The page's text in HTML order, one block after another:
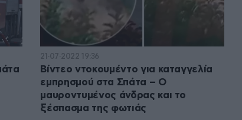
21·07·2022 19:36
Βίντεο ντοκουμέντο για καταγγελία
εμπρησμού στα Σπάτα – Ο
μαυροντυμένος άνδρας και το
ξέσπασμα της φωτιάς